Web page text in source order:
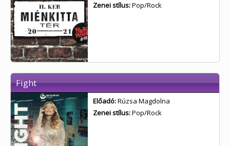
Zenei stílus:Pop/Rock
Fight
Előadó:Rúzsa Magdolna
Zenei stílus:Pop/Rock